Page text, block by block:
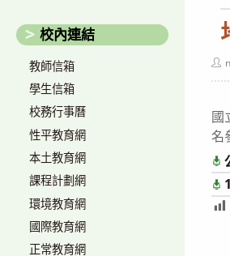
Post
國
名
校內連結
教師信箱
學生信箱
校務行事曆
性平教育網
本土教育網
課程計劃網
環境教育網
國際教育網
正常教育網